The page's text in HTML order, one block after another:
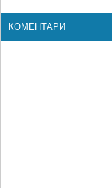
КОМЕНТАРИ